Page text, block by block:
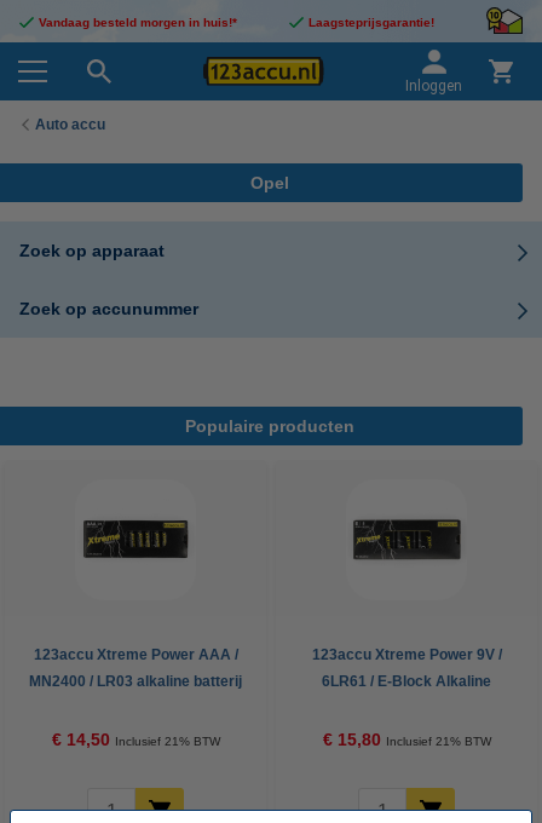
Vandaag besteld morgen in huis!* Laagsteprijsgarantie!
Inloggen
Auto accu
Opel
Zoek op apparaat
Zoek op accunummer
Populaire producten
123accu Xtreme Power AAA /
MN2400 / LR03 alkaline batterij
€ 14,50 Inclusief 21% BTW
123accu Xtreme Power 9V /
6LR61 / E-Block Alkaline
€ 15,80 Inclusief 21% BTW